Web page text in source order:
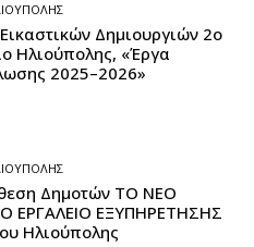
Δημιουργιών 2ο
Ηλιούπολης, «Έργα
2025–2026»
Δημοτών ΤΟ ΝΕΟ
ΕΡΓΑΛΕΙΟ ΕΞΥΠΗΡΕΤΗΣΗΣ
Ηλιούπολης